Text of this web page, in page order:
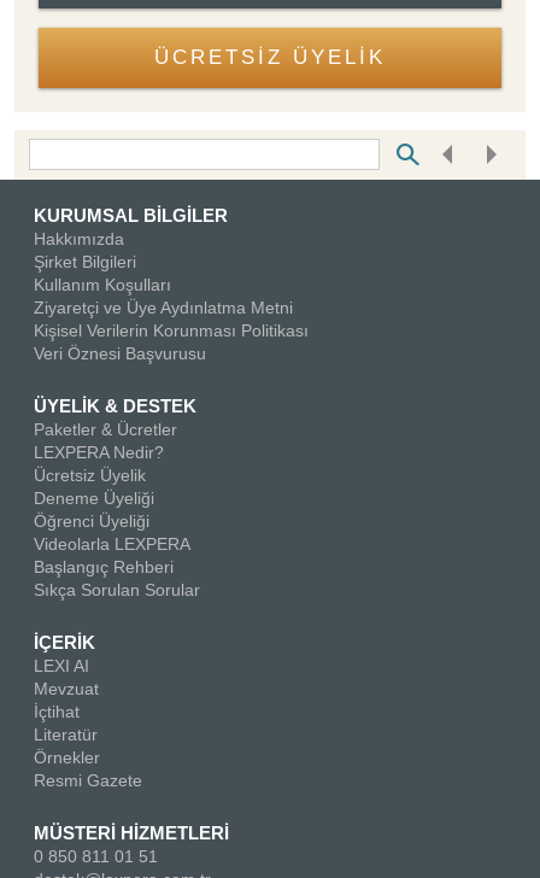
ÜCRETSİZ ÜYELİK
KURUMSAL BİLGİLER
Hakkımızda
Şirket Bilgileri
Kullanım Koşulları
Ziyaretçi ve Üye Aydınlatma Metni
Kişisel Verilerin Korunması Politikası
Veri Öznesi Başvurusu
ÜYELİK & DESTEK
Paketler & Ücretler
LEXPERA Nedir?
Ücretsiz Üyelik
Deneme Üyeliği
Öğrenci Üyeliği
Videolarla LEXPERA
Başlangıç Rehberi
Sıkça Sorulan Sorular
İÇERİK
LEXI AI
Mevzuat
İçtihat
Literatür
Örnekler
Resmi Gazete
MÜSTERİ HİZMETLERİ
0 850 811 01 51